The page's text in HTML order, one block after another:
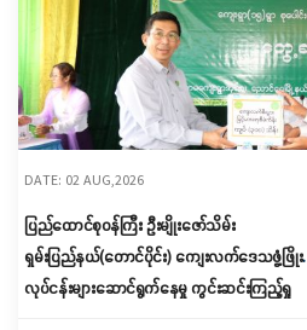
DATE: 02 AUG,2026
ပြည်ထောင်စုဝန်ကြီး ဦးမျိုးဇော်သိမ်း
ရှမ်းပြည်နယ်(တောင်ပိုင်း) ကျေးလက်ဒေသဖွံ့ဖြိုးရ
လုပ်ငန်းများဆောင်ရွက်နေမှု ကွင်းဆင်းကြည့်ရှု